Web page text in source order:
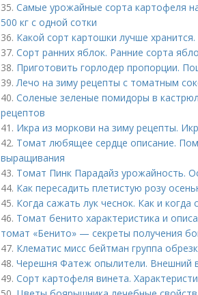
35. Самые урожайные сорта картофеля
500 кг с одной сотки
36. Какой сорт картошки лучше
37. Сорт ранних яблок. Ранние сорта
38. Приготовить горлодер пропорции.
39.Лечо на зиму рецепты с томатным
40. Соленые зеленые помидоры в
рецептов
41. Икра из моркови на зиму рецепты.
42. Томат любящее сердце описание.
выращивания
43. Томат Пинк Парадайз урожайность.
44. Как пересадить плетистую розу
45. Когда сажать лук чеснок. Как и
46. Томат бенито характеристика и
томат «Бенито» — секреты получения
47. Клематис мисс бейтман группа
48. Черешня Фатеж опылители. Внешний
49. Сорт картофеля винета.